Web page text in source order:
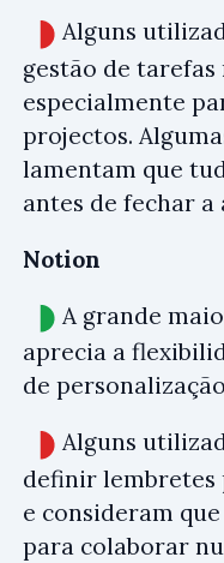
Alguns
gestão de tarefas
especialmente
projectos.
lamentam que
antes de fechar a
Notion
A grande
aprecia a
de
Alguns
definir lembretes
e consideram
para colaborar